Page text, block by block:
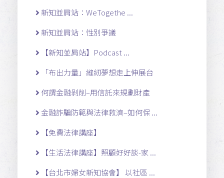
新知並肩站：WeTogethe ...
新知並肩站：性別爭議
【新知並肩站】Podcast ...
「布出力量」縫紉夢想走上伸展台
何謂金融剝削–用信託來規劃財產
金融詐騙防範與法律救濟–如何保 ...
【免費法律講座】
【生活法律講座】照顧好好談-家 ...
【台北市婦女新知協會】 以社區 ...